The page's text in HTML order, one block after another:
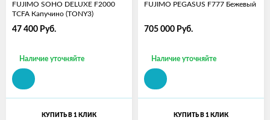
FUJIMO SOHO DELUXE F2000
TCFA Капучино (TONY3)
47 400 Руб.
Наличие уточняйте
КУПИТЬ В 1 КЛИК
FUJIMO PEGASUS F777 Бежевый
705 000 Руб.
Наличие уточняйте
КУПИТЬ В 1 КЛИК